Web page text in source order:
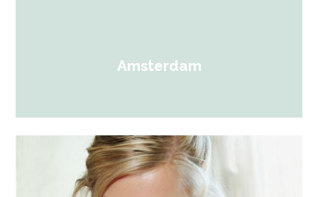
Amsterdam